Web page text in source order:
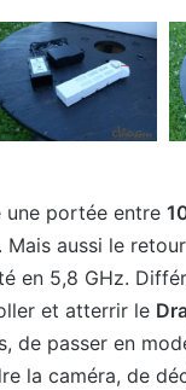
une portée entre
Mais aussi le
en 5,8 GHz.
et atterrir le
de passer en
la caméra, de